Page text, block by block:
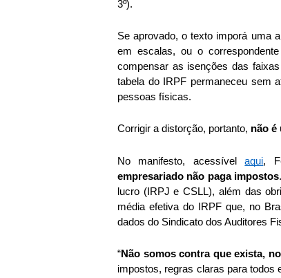
3º).
Se aprovado, o texto imporá uma
em escalas, ou o
compensar as isenções das
tabela do IRPF permaneceu sem
pessoas físicas.
Corrigir a distorção, portanto, não é
No manifesto, acessível aqui,
empresariado não paga impostos
lucro (IRPJ e CSLL), além das
média efetiva do IRPF que, no
dados do Sindicato dos Auditores
“Não somos contra que exista,
impostos, regras claras para todos